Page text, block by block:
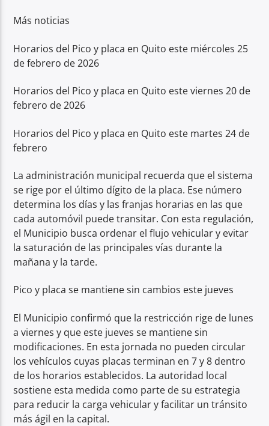
Más noticias
Horarios del Pico y placa en Quito este miércoles 25
de febrero de 2026
Horarios del Pico y placa en Quito este viernes 20 de
febrero de 2026
Horarios del Pico y placa en Quito este martes 24 de
febrero
La administración municipal recuerda que el sistema
se rige por el último dígito de la placa. Ese número
determina los días y las franjas horarias en las que
cada automóvil puede transitar. Con esta regulación,
el Municipio busca ordenar el flujo vehicular y evitar
la saturación de las principales vías durante la
mañana y la tarde.
Pico y placa se mantiene sin cambios este jueves
El Municipio confirmó que la restricción rige de lunes
a viernes y que este jueves se mantiene sin
modificaciones. En esta jornada no pueden circular
los vehículos cuyas placas terminan en 7 y 8 dentro
de los horarios establecidos. La autoridad local
sostiene esta medida como parte de su estrategia
para reducir la carga vehicular y facilitar un tránsito
más ágil en la capital.